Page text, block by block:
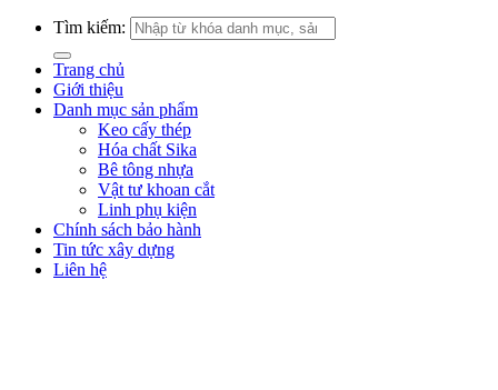
Tìm kiếm:
Trang chủ
Giới thiệu
Danh mục sản phẩm
Keo cấy thép
Hóa chất Sika
Bê tông nhựa
Vật tư khoan cắt
Linh phụ kiện
Chính sách bảo hành
Tin tức xây dựng
Liên hệ